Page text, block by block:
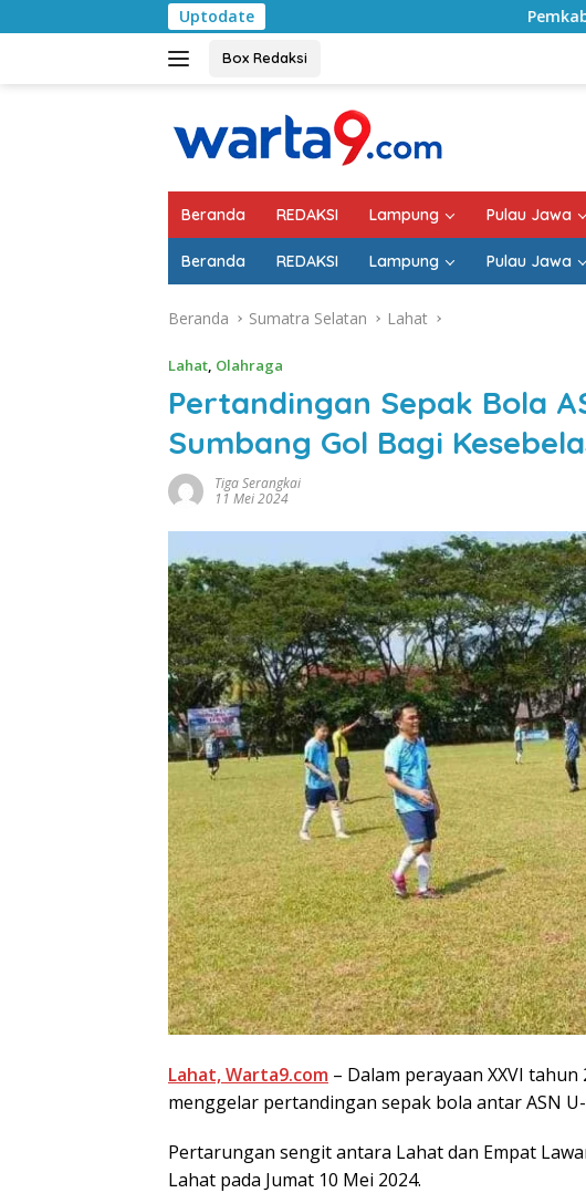
ke
Uptodate Pemkab Lampung Selatan
Box Redaksi
Beranda REDAKSI Lampung Pulau Jawa
Beranda REDAKSI Lampung Pulau Jawa
Beranda Sumatra Selatan Lahat
Lahat, Olahraga
Pertandingan Sepak Bola
Sumbang Gol Bagi
Tiga Serangkai
11 Mei 2024
Lahat, Warta9.com – Dalam perayaan XXVI
menggelar pertandingan sepak bola antar ASN
Pertarungan sengit antara Lahat dan Empat
Lahat pada Jumat 10 Mei 2024.